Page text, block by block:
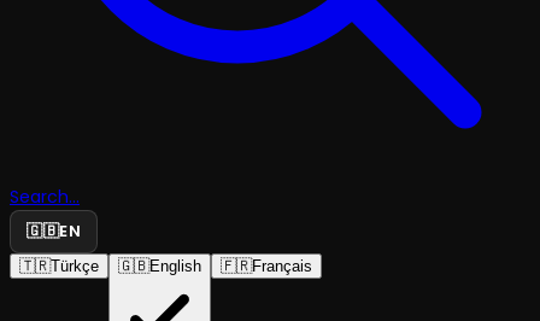
Search...
🇬🇧EN
🇹🇷Türkçe 🇬🇧English 🇫🇷Français